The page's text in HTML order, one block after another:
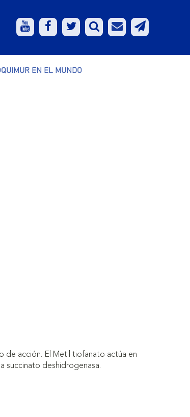
EN EL MUNDO
de acción. El Metil tiofanato actúa en
succinato deshidrogenasa.